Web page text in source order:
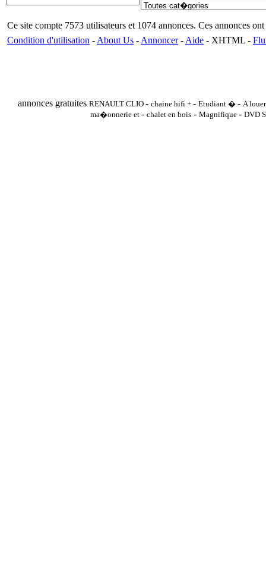
Ce site compte 7573 utilisateurs et 1074 annonces. Ces annonces
Condition d'utilisation - About Us - Annoncer- Aide - XHTML -
annonces gratuites RENAULT CLIO - chaine hifi + - Etudiant � - A
ma�onnerie et - chalet en bois - Magnifique - DVD